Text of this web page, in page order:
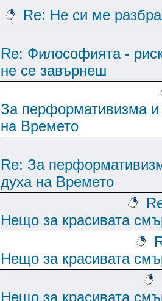
Re: Не си ме
Re: Философията -
не се завърнеш
За перформативизма и
на Времето
Re: За
духа на Времето
Нещо за красивата
Нещо за красивата
Нещо за красивата